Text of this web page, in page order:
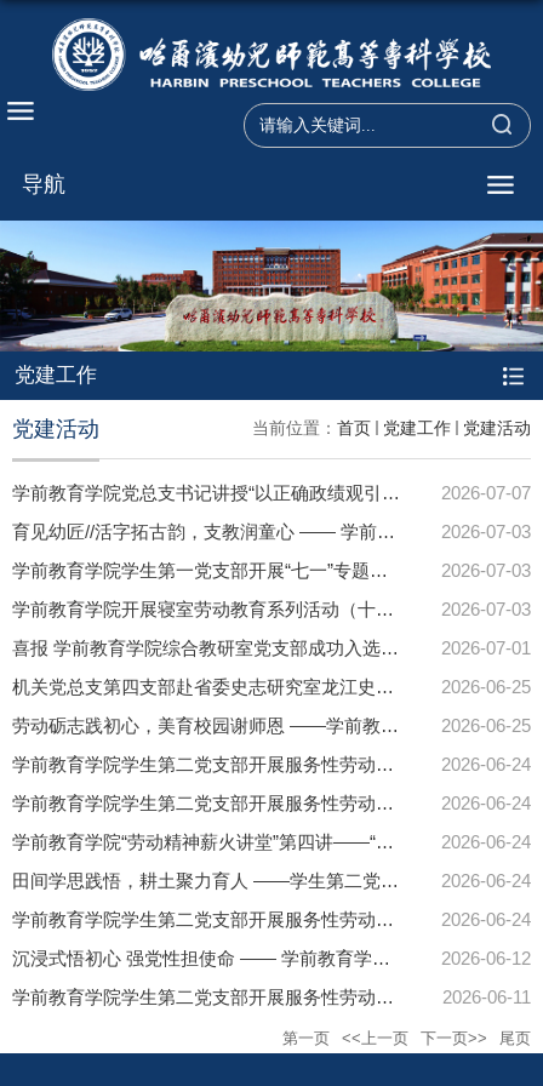
导航
党建工作
当前位置： 首页 党建工作 党建活动
党建活动
学前教育学院党总支书记讲授“以正确政绩观引领学生工作高质量发展”专题党课
2026-07-07
育见幼匠//活字拓古韵，支教润童心 —— 学前教育学院学生第二党支部开展非遗手作幼儿园劳动实践教育支教行动
2026-07-03
学前教育学院学生第一党支部开展“七一”专题党课
2026-07-03
学前教育学院开展寝室劳动教育系列活动（十二）24、25级6月寝室劳动活动
2026-07-03
喜报 学前教育学院综合教研室党支部成功入选全市先进基层党组织
2026-07-01
机关党总支第四支部赴省委史志研究室龙江史志展馆开展主题党日活动
2026-06-25
劳动砺志践初心，美育校园谢师恩 ——学前教育学院学生骨干与预备党员携手开展环境美化志愿服务活动
2026-06-25
学前教育学院学生第二党支部开展服务性劳动系列活动（二十一）——拾取自然之美，巧手劳育润心
2026-06-24
学前教育学院学生第二党支部开展服务性劳动系列活动（二十三）——观自然印迹，润幼儿童心
2026-06-24
学前教育学院“劳动精神薪火讲堂”第四讲——“耕途启航·粮安有我”行走的思政课活动
2026-06-24
田间学思践悟，耕土聚力育人 ——学生第二党支部开展土豆种植实践暨田间微党课活动
2026-06-24
学前教育学院学生第二党支部开展服务性劳动系列活动（二十二）——探寻稼轩农耕忆，践行志愿育人心
2026-06-24
沉浸式悟初心 强党性担使命 —— 学前教育学院党总支赴哈尔滨初心思政综合教育馆开展主题党日活动
2026-06-12
学前教育学院学生第二党支部开展服务性劳动系列活动（十九）——宣讲稻禾故事，传承惜粮美德
2026-06-11
第一页 <<上一页 下一页>> 尾页